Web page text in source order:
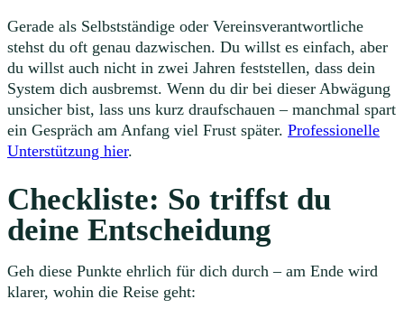
Gerade als Selbstständige oder Vereinsverantwortliche
stehst du oft genau dazwischen. Du willst es einfach, aber
du willst auch nicht in zwei Jahren feststellen, dass dein
System dich ausbremst. Wenn du dir bei dieser Abwägung
unsicher bist, lass uns kurz draufschauen – manchmal spart
ein Gespräch am Anfang viel Frust später. Professionelle
Unterstützung hier.
Checkliste: So triffst du
deine Entscheidung
Geh diese Punkte ehrlich für dich durch – am Ende wird
klarer, wohin die Reise geht: